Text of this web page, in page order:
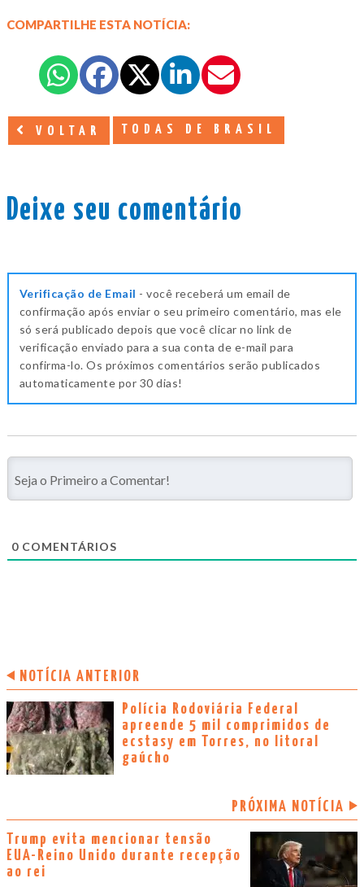
COMPARTILHE ESTA NOTÍCIA:
VOLTAR TODAS DE BRASIL
Deixe seu comentário
Verificação de Email - você receberá um email de
confirmação após enviar o seu primeiro comentário, mas ele
só será publicado depois que você clicar no link de
verificação enviado para a sua conta de e-mail para
confirma-lo. Os próximos comentários serão publicados
automaticamente por 30 dias!
0 COMENTÁRIOS
NOTÍCIA ANTERIOR
Polícia Rodoviária Federal
apreende 5 mil comprimidos de
ecstasy em Torres, no litoral
gaúcho
PRÓXIMA NOTÍCIA
Trump evita mencionar tensão
EUA-Reino Unido durante recepção
ao rei